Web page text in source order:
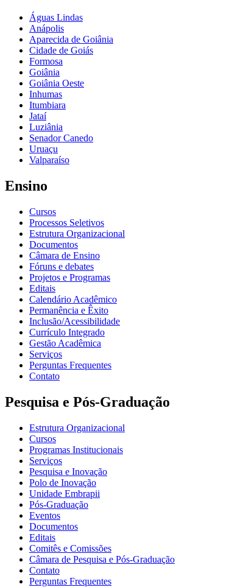
Águas Lindas
Anápolis
Aparecida de Goiânia
Cidade de Goiás
Formosa
Goiânia
Goiânia Oeste
Inhumas
Itumbiara
Jataí
Luziânia
Senador Canedo
Uruaçu
Valparaíso
Ensino
Cursos
Processos Seletivos
Estrutura Organizacional
Documentos
Câmara de Ensino
Fóruns e debates
Projetos e Programas
Editais
Calendário Acadêmico
Permanência e Êxito
Inclusão/Acessibilidade
Currículo Integrado
Gestão Acadêmica
Serviços
Perguntas Frequentes
Contato
Pesquisa e Pós-Graduação
Estrutura Organizacional
Cursos
Programas Institucionais
Serviços
Pesquisa e Inovação
Polo de Inovação
Unidade Embrapii
Pós-Graduação
Eventos
Documentos
Editais
Comitês e Comissões
Câmara de Pesquisa e Pós-Graduação
Contato
Perguntas Frequentes